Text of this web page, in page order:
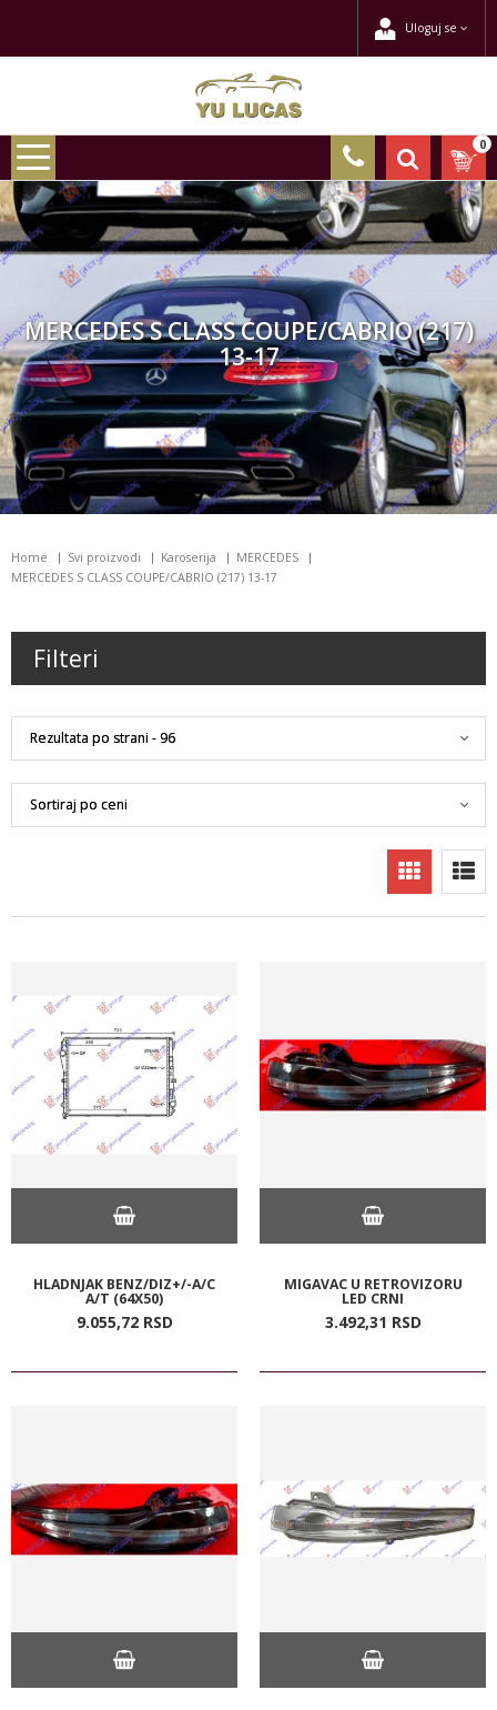
Uloguj se
0
MERCEDES S CLASS COUPE/CABRIO (217)
13-17
Home Svi proizvodi Karoserija
MERCEDES
MERCEDES S CLASS COUPE/CABRIO (217) 13-17
Filteri
HLADNJAK BENZ/DIZ+/-A/C
A/T (64X50)
9.055,72 RSD
MIGAVAC U RETROVIZORU
LED CRNI
3.492,31 RSD